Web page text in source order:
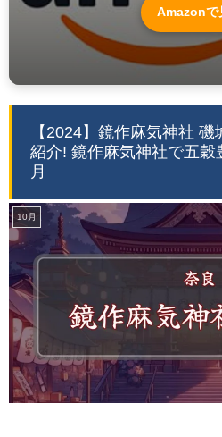
Amazonで
【2024】鏡作麻気神社
紹介! 鏡作麻気神社で五
月
10月